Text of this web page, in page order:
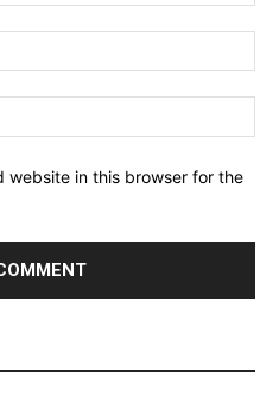
website in this browser for the